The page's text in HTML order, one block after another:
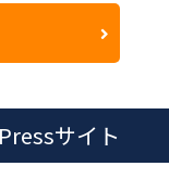
サイト